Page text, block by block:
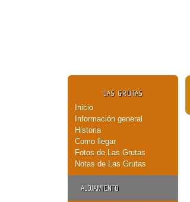
LAS GRUTAS
Inicio
Información general
Historia
Como llegar
Fotos de Las Grutas
Notas de Las Grutas
ALOJAMIENTO